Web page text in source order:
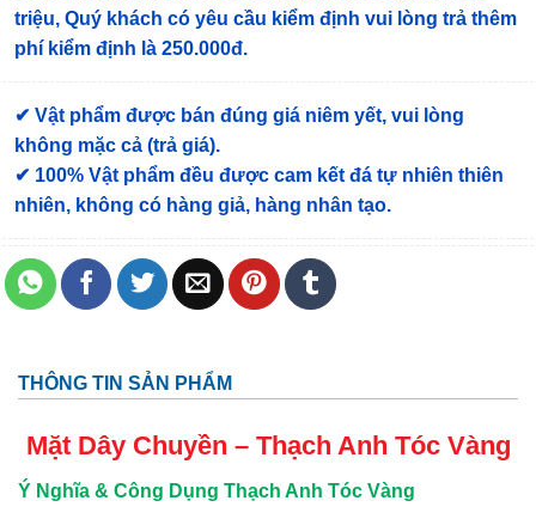
triệu, Quý khách có yêu cầu kiểm định vui lòng trả thêm
phí kiểm định là 250.000đ.
✔ Vật phẩm được bán đúng giá niêm yết, vui lòng
không mặc cả (trả giá).
✔ 100% Vật phẩm đều được cam kết đá tự nhiên thiên
nhiên, không có hàng giả, hàng nhân tạo.
THÔNG TIN SẢN PHẨM
Mặt Dây Chuyền – Thạch Anh Tóc Vàng
Ý Nghĩa & Công Dụng Thạch Anh Tóc Vàng